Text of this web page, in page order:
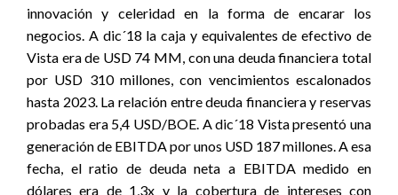
innovación y celeridad en la forma de encarar los
negocios. A dic´18 la caja y equivalentes de efectivo de
Vista era de USD 74 MM, con una deuda financiera total
por USD 310 millones, con vencimientos escalonados
hasta 2023. La relación entre deuda financiera y reservas
probadas era 5,4 USD/BOE. A dic´18 Vista presentó una
generación de EBITDA por unos USD 187 millones. A esa
fecha, el ratio de deuda neta a EBITDA medido en
dólares era de 1,3x y la cobertura de intereses con